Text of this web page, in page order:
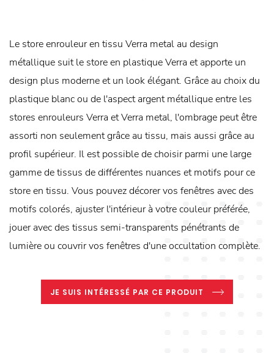
Le store enrouleur en tissu Verra metal au design
métallique suit le store en plastique Verra et apporte un
design plus moderne et un look élégant. Grâce au choix du
plastique blanc ou de l'aspect argent métallique entre les
stores enrouleurs Verra et Verra metal, l'ombrage peut être
assorti non seulement grâce au tissu, mais aussi grâce au
profil supérieur. Il est possible de choisir parmi une large
gamme de tissus de différentes nuances et motifs pour ce
store en tissu. Vous pouvez décorer vos fenêtres avec des
motifs colorés, ajuster l'intérieur à votre couleur préférée,
jouer avec des tissus semi-transparents pénétrants de
lumière ou couvrir vos fenêtres d'une occultation complète.
JE SUIS INTÉRESSÉ PAR CE PRODUIT